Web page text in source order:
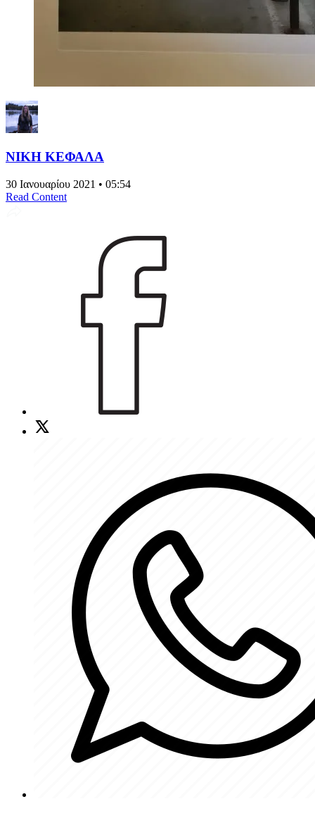
ΝΙΚΗ ΚΕΦΑΛΑ
30 Ιανουαρίου 2021 • 05:54
Read Content